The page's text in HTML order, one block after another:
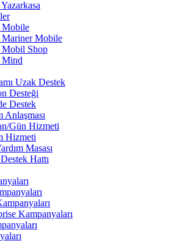
Mobile
Shop
Uzak Destek
Desteği
Destek
Anlaşması
Gün Hizmeti
Hizmeti
Masası
Hattı
Kampanyaları